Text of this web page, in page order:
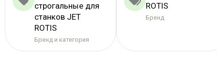
строгальные для
станков JET
ROTIS
Бренд и категория
ROTIS
Бренд